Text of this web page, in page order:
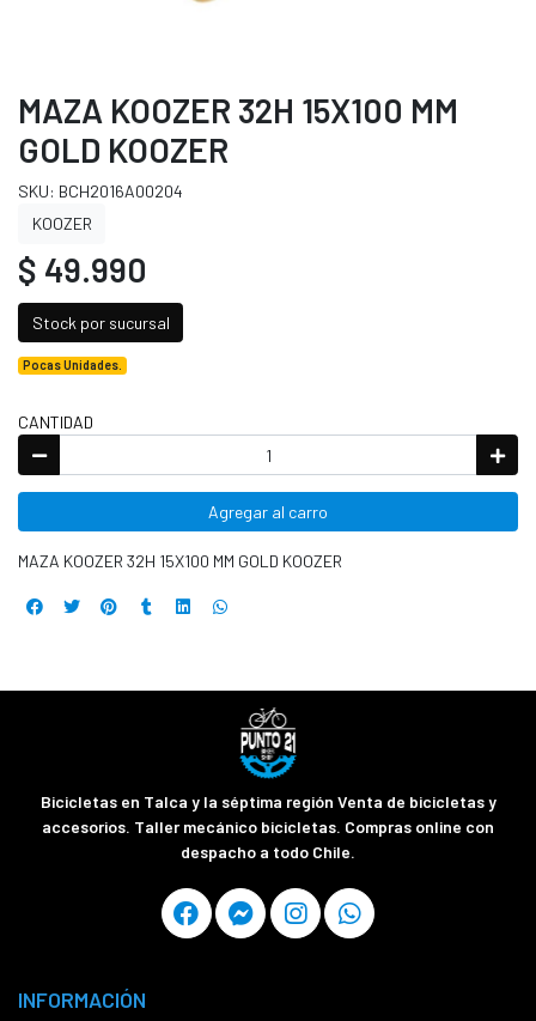
MAZA KOOZER 32H 15X100 MM
GOLD KOOZER
SKU: BCH2016A00204
KOOZER
$ 49.990
Stock por sucursal
Pocas Unidades.
CANTIDAD
Agregar al carro
MAZA KOOZER 32H 15X100 MM GOLD KOOZER
Bicicletas en Talca y la séptima región Venta de bicicletas y
accesorios. Taller mecánico bicicletas. Compras online con
despacho a todo Chile.
INFORMACIÓN